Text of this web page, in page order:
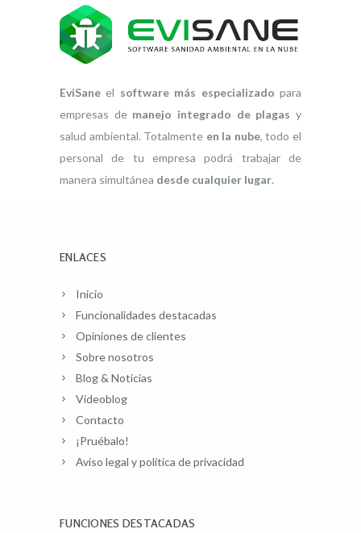
EviSane el software más especializado para
empresas de manejo integrado de plagas y
salud ambiental. Totalmente en la nube, todo el
personal de tu empresa podrá trabajar de
manera simultánea desde cualquier lugar.
ENLACES
Inicio
Funcionalidades destacadas
Opiniones de clientes
Sobre nosotros
Blog & Noticias
Videoblog
Contacto
¡Pruébalo!
Aviso legal y política de privacidad
FUNCIONES DESTACADAS